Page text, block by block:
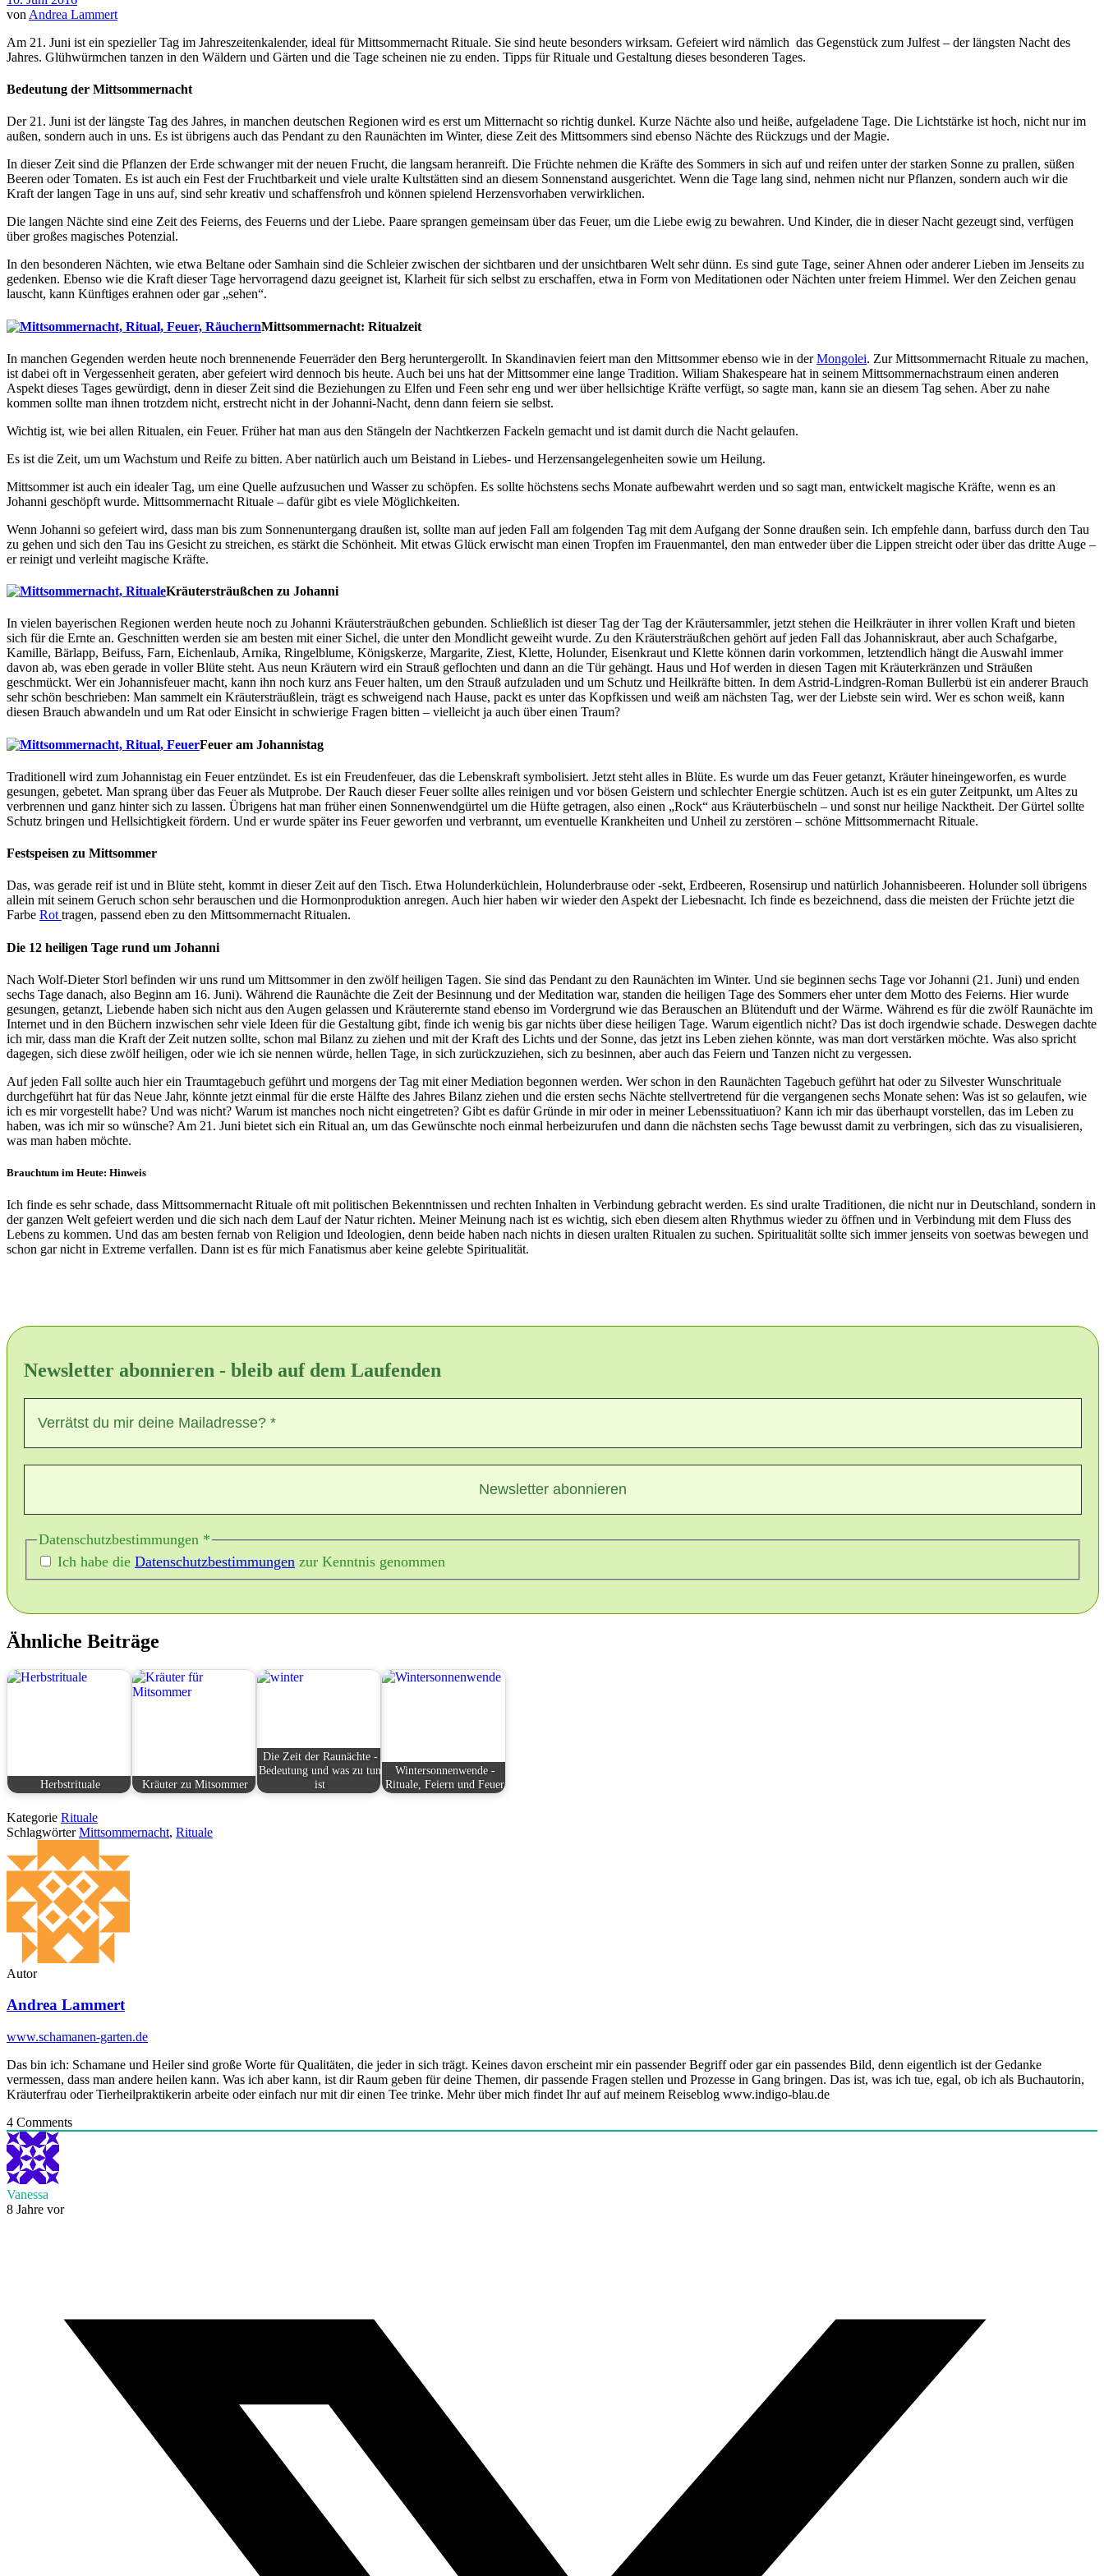
von Andrea Lammert
Am 21. Juni ist ein spezieller Tag im Jahreszeitenkalender, ideal für Mittsommernacht Rituale. Sie sind heute besonders wirksam. Gefeiert wird nämlich das Gegenstück zum Julfest – der längsten Nacht des
Jahres. Glühwürmchen tanzen in den Wäldern und Gärten und die Tage scheinen nie zu enden. Tipps für Rituale und Gestaltung dieses besonderen Tages.
Bedeutung der Mittsommernacht
Der 21. Juni ist der längste Tag des Jahres, in manchen deutschen Regionen wird es erst um Mitternacht so richtig dunkel. Kurze Nächte also und heiße, aufgeladene Tage. Die Lichtstärke ist hoch, nicht nur im
außen, sondern auch in uns. Es ist übrigens auch das Pendant zu den Raunächten im Winter, diese Zeit des Mittsommers sind ebenso Nächte des Rückzugs und der Magie.
In dieser Zeit sind die Pflanzen der Erde schwanger mit der neuen Frucht, die langsam heranreift. Die Früchte nehmen die Kräfte des Sommers in sich auf und reifen unter der starken Sonne zu prallen, süßen
Beeren oder Tomaten. Es ist auch ein Fest der Fruchtbarkeit und viele uralte Kultstätten sind an diesem Sonnenstand ausgerichtet. Wenn die Tage lang sind, nehmen nicht nur Pflanzen, sondern auch wir die
Kraft der langen Tage in uns auf, sind sehr kreativ und schaffensfroh und können spielend Herzensvorhaben verwirklichen.
Die langen Nächte sind eine Zeit des Feierns, des Feuerns und der Liebe. Paare sprangen gemeinsam über das Feuer, um die Liebe ewig zu bewahren. Und Kinder, die in dieser Nacht gezeugt sind, verfügen
über großes magisches Potenzial.
In den besonderen Nächten, wie etwa Beltane oder Samhain sind die Schleier zwischen der sichtbaren und der unsichtbaren Welt sehr dünn. Es sind gute Tage, seiner Ahnen oder anderer Lieben im Jenseits zu
gedenken. Ebenso wie die Kraft dieser Tage hervorragend dazu geeignet ist, Klarheit für sich selbst zu erschaffen, etwa in Form von Meditationen oder Nächten unter freiem Himmel. Wer den Zeichen genau
lauscht, kann Künftiges erahnen oder gar „sehen“.
Mittsommernacht: Ritualzeit
In manchen Gegenden werden heute noch brennenende Feuerräder den Berg heruntergerollt. In Skandinavien feiert man den Mittsommer ebenso wie in derMongolei. Zur Mittsommernacht Rituale zu machen,
ist dabei oft in Vergessenheit geraten, aber gefeiert wird dennoch bis heute. Auch bei uns hat der Mittsommer eine lange Tradition. Wiliam Shakespeare hat in seinem Mittsommernachstraum einen anderen
Aspekt dieses Tages gewürdigt, denn in dieser Zeit sind die Beziehungen zu Elfen und Feen sehr eng und wer über hellsichtige Kräfte verfügt, so sagte man, kann sie an diesem Tag sehen. Aber zu nahe
kommen sollte man ihnen trotzdem nicht, erstrecht nicht in der Johanni-Nacht, denn dann feiern sie selbst.
Wichtig ist, wie bei allen Ritualen, ein Feuer. Früher hat man aus den Stängeln der Nachtkerzen Fackeln gemacht und ist damit durch die Nacht gelaufen.
Es ist die Zeit, um um Wachstum und Reife zu bitten. Aber natürlich auch um Beistand in Liebes- und Herzensangelegenheiten sowie um Heilung.
Mittsommer ist auch ein idealer Tag, um eine Quelle aufzusuchen und Wasser zu schöpfen. Es sollte höchstens sechs Monate aufbewahrt werden und so sagt man, entwickelt magische Kräfte, wenn es an
Johanni geschöpft wurde. Mittsommernacht Rituale – dafür gibt es viele Möglichkeiten.
Wenn Johanni so gefeiert wird, dass man bis zum Sonnenuntergang draußen ist, sollte man auf jeden Fall am folgenden Tag mit dem Aufgang der Sonne draußen sein. Ich empfehle dann, barfuss durch den Tau
zu gehen und sich den Tau ins Gesicht zu streichen, es stärkt die Schönheit. Mit etwas Glück erwischt man einen Tropfen im Frauenmantel, den man entweder über die Lippen streicht oder über das dritte Auge –
er reinigt und verleiht magische Kräfte.
Kräutersträußchen zu Johanni
In vielen bayerischen Regionen werden heute noch zu Johanni Kräutersträußchen gebunden. Schließlich ist dieser Tag der Tag der Kräutersammler, jetzt stehen die Heilkräuter in ihrer vollen Kraft und bieten
sich für die Ernte an. Geschnitten werden sie am besten mit einer Sichel, die unter den Mondlicht geweiht wurde. Zu den Kräutersträußchen gehört auf jeden Fall das Johanniskraut, aber auch Schafgarbe,
Kamille, Bärlapp, Beifuss, Farn, Eichenlaub, Arnika, Ringelblume, Königskerze, Margarite, Ziest, Klette, Holunder, Eisenkraut und Klette können darin vorkommen, letztendlich hängt die Auswahl immer
davon ab, was eben gerade in voller Blüte steht. Aus neun Kräutern wird ein Strauß geflochten und dann an die Tür gehängt. Haus und Hof werden in diesen Tagen mit Kräuterkränzen und Sträußen
geschmückt. Wer ein Johannisfeuer macht, kann ihn noch kurz ans Feuer halten, um den Strauß aufzuladen und um Schutz und Heilkräfte bitten. In dem Astrid-Lindgren-Roman Bullerbü ist ein anderer Brauch
sehr schön beschrieben: Man sammelt ein Kräutersträußlein, trägt es schweigend nach Hause, packt es unter das Kopfkissen und weiß am nächsten Tag, wer der Liebste sein wird. Wer es schon weiß, kann
diesen Brauch abwandeln und um Rat oder Einsicht in schwierige Fragen bitten – vielleicht ja auch über einen Traum?
Feuer am Johannistag
Traditionell wird zum Johannistag ein Feuer entzündet. Es ist ein Freudenfeuer, das die Lebenskraft symbolisiert. Jetzt steht alles in Blüte. Es wurde um das Feuer getanzt, Kräuter hineingeworfen, es wurde
gesungen, gebetet. Man sprang über das Feuer als Mutprobe. Der Rauch dieser Feuer sollte alles reinigen und vor bösen Geistern und schlechter Energie schützen. Auch ist es ein guter Zeitpunkt, um Altes zu
verbrennen und ganz hinter sich zu lassen. Übrigens hat man früher einen Sonnenwendgürtel um die Hüfte getragen, also einen „Rock“ aus Kräuterbüscheln – und sonst nur heilige Nacktheit. Der Gürtel sollte
Schutz bringen und Hellsichtigkeit fördern. Und er wurde später ins Feuer geworfen und verbrannt, um eventuelle Krankheiten und Unheil zu zerstören – schöne Mittsommernacht Rituale.
Festspeisen zu Mittsommer
Das, was gerade reif ist und in Blüte steht, kommt in dieser Zeit auf den Tisch. Etwa Holunderküchlein, Holunderbrause oder -sekt, Erdbeeren, Rosensirup und natürlich Johannisbeeren. Holunder soll übrigens
allein mit seinem Geruch schon sehr berauschen und die Hormonproduktion anregen. Auch hier haben wir wieder den Aspekt der Liebesnacht. Ich finde es bezeichnend, dass die meisten der Früchte jetzt die
Farbe Rottragen, passend eben zu den Mittsommernacht Ritualen.
Die 12 heiligen Tage rund um Johanni
Nach Wolf-Dieter Storl befinden wir uns rund um Mittsommer in den zwölf heiligen Tagen. Sie sind das Pendant zu den Raunächten im Winter. Und sie beginnen sechs Tage vor Johanni (21. Juni) und enden
sechs Tage danach, also Beginn am 16. Juni). Während die Raunächte die Zeit der Besinnung und der Meditation war, standen die heiligen Tage des Sommers eher unter dem Motto des Feierns. Hier wurde
gesungen, getanzt, Liebende haben sich nicht aus den Augen gelassen und Kräuterernte stand ebenso im Vordergrund wie das Berauschen an Blütenduft und der Wärme. Während es für die zwölf Raunächte im
Internet und in den Büchern inzwischen sehr viele Ideen für die Gestaltung gibt, finde ich wenig bis gar nichts über diese heiligen Tage. Warum eigentlich nicht? Das ist doch irgendwie schade. Deswegen dachte
ich mir, dass man die Kraft der Zeit nutzen sollte, schon mal Bilanz zu ziehen und mit der Kraft des Lichts und der Sonne, das jetzt ins Leben ziehen könnte, was man dort verstärken möchte. Was also spricht
dagegen, sich diese zwölf heiligen, oder wie ich sie nennen würde, hellen Tage, in sich zurückzuziehen, sich zu besinnen, aber auch das Feiern und Tanzen nicht zu vergessen.
Auf jeden Fall sollte auch hier ein Traumtagebuch geführt und morgens der Tag mit einer Mediation begonnen werden. Wer schon in den Raunächten Tagebuch geführt hat oder zu Silvester Wunschrituale
durchgeführt hat für das Neue Jahr, könnte jetzt einmal für die erste Hälfte des Jahres Bilanz ziehen und die ersten sechs Nächte stellvertretend für die vergangenen sechs Monate sehen: Was ist so gelaufen, wie
ich es mir vorgestellt habe? Und was nicht? Warum ist manches noch nicht eingetreten? Gibt es dafür Gründe in mir oder in meiner Lebenssituatiuon? Kann ich mir das überhaupt vorstellen, das im Leben zu
haben, was ich mir so wünsche? Am 21. Juni bietet sich ein Ritual an, um das Gewünschte noch einmal herbeizurufen und dann die nächsten sechs Tage bewusst damit zu verbringen, sich das zu visualisieren,
was man haben möchte.
Brauchtum im Heute: Hinweis
Ich finde es sehr schade, dass Mittsommernacht Rituale oft mit politischen Bekenntnissen und rechten Inhalten in Verbindung gebracht werden. Es sind uralte Traditionen, die nicht nur in Deutschland, sondern in
der ganzen Welt gefeiert werden und die sich nach dem Lauf der Natur richten. Meiner Meinung nach ist es wichtig, sich eben diesem alten Rhythmus wieder zu öffnen und in Verbindung mit dem Fluss des
Lebens zu kommen. Und das am besten fernab von Religion und Ideologien, denn beide haben nach nichts in diesen uralten Ritualen zu suchen. Spiritualität sollte sich immer jenseits von soetwas bewegen und
schon gar nicht in Extreme verfallen. Dann ist es für mich Fanatismus aber keine gelebte Spiritualität.
Newsletter abonnieren - bleib auf dem Laufenden
Datenschutzbestimmungen *
Ich habe die Datenschutzbestimmungen zur Kenntnis genommen
Ähnliche Beiträge
Herbstrituale Kräuter zu Mitsommer
Die Zeit der Raunächte -
Bedeutung und was zu tun
ist
Wintersonnenwende -
Rituale, Feiern und Feuer
Kategorie Rituale
SchlagwörterMittsommernacht, Rituale
Autor
Andrea Lammert
www.schamanen-garten.de
Das bin ich: Schamane und Heiler sind große Worte für Qualitäten, die jeder in sich trägt. Keines davon erscheint mir ein passender Begriff oder gar ein passendes Bild, denn eigentlich ist der Gedanke
vermessen, dass man andere heilen kann. Was ich aber kann, ist dir Raum geben für deine Themen, dir passende Fragen stellen und Prozesse in Gang bringen. Das ist, was ich tue, egal, ob ich als Buchautorin,
Kräuterfrau oder Tierheilpraktikerin arbeite oder einfach nur mit dir einen Tee trinke. Mehr über mich findet Ihr auf auf meinem Reiseblog www.indigo-blau.de
4 Comments
Vanessa
8 Jahre vor